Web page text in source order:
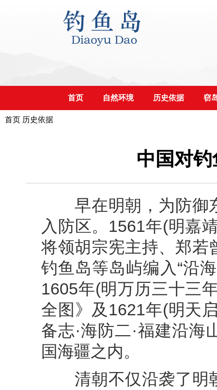
首页 自然环境 历史依据 窃
首页 历史依据
中国对
早在明朝，为防御
入防区。1561年(明嘉
将领胡宗宪主持、郑若
钓鱼岛等岛屿编入“沿
1605年(明万历三十三
全图》及1621年(明天
备志·海防二·福建沿
国海疆之内。
清朝不仅沿袭了明